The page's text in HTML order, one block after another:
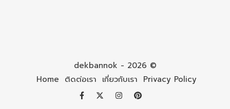
dekbannok - 2026 ©
Home ติดต่อเรา เกี่ยวกับเรา Privacy Policy